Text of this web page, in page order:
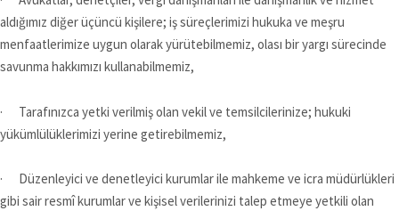
aldığımız diğer üçüncü kişilere; iş süreçlerimizi hukuka ve meşru
menfaatlerimize uygun olarak yürütebilmemiz, olası bir yargı sürecinde
savunma hakkımızı kullanabilmemiz,
· Tarafınızca yetki verilmiş olan vekil ve temsilcilerinize; hukuki
yükümlülüklerimizi yerine getirebilmemiz,
· Düzenleyici ve denetleyici kurumlar ile mahkeme ve icra müdürlükleri
gibi sair resmî kurumlar ve kişisel verilerinizi talep etmeye yetkili olan